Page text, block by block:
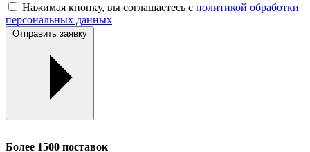
Нажимая кнопку, вы соглашаетесь с политикой обработки
персональных данных
Отправить заявку
Более 1500 поставок